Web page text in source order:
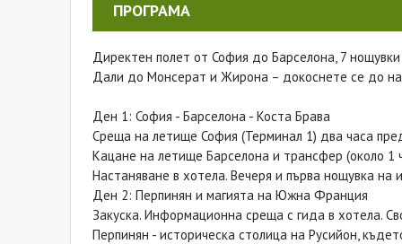
ПРОГРАМА
Директен полет от София до Барселона, 7
Дали до Монсерат и Жирона – докоснете се до
Ден 1: София - Барселона - Коста Брава
Среща на летище София (Терминал 1) два часа
Кацане на летище Барселона и трансфер (около
Настаняване в хотела. Вечеря и първа нощувка на
Ден 2: Перпинян и магията на Южна Франция
Закуска. Информационна среща с гида в хотела.
Перпинян - историческа столица на Русийон,